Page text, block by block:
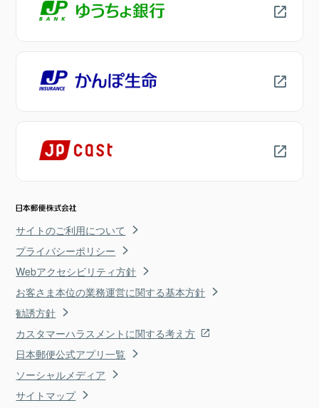
サイトのご利用について
プライバシーポリシー
Webアクセシビリティ方針
お客さま本位の業務運営に関する基本方針
勧誘方針
カスタマーハラスメントに関する考え方
日本郵便公式アプリ一覧
ソーシャルメディア
サイトマップ